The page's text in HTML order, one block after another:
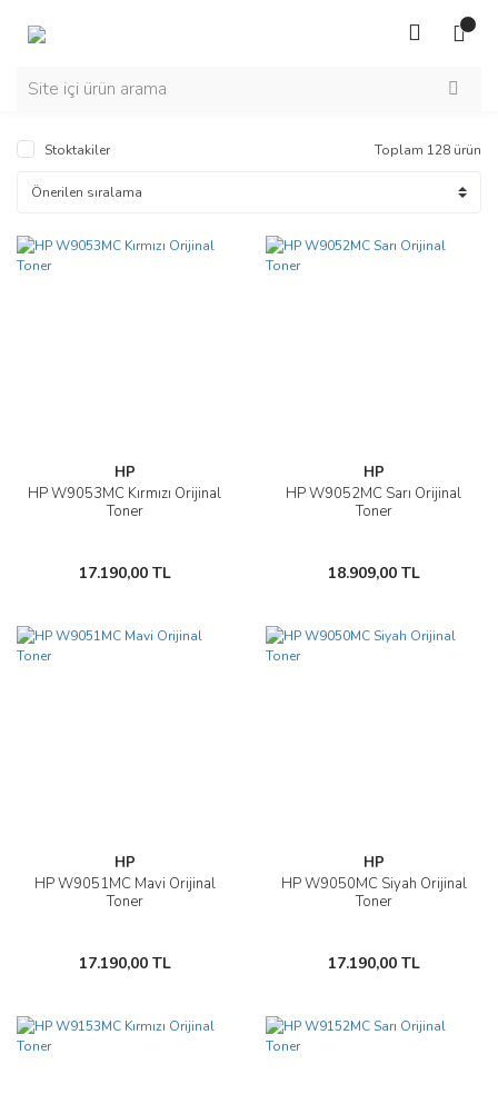
Stoktakiler Toplam 128 ürün
HP
HP W9053MC Kırmızı Orijinal
Toner
17.190,00 TL
HP
HP W9052MC Sarı Orijinal
Toner
18.909,00 TL
HP
HP W9051MC Mavi Orijinal
Toner
17.190,00 TL
HP
HP W9050MC Siyah Orijinal
Toner
17.190,00 TL